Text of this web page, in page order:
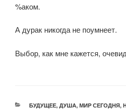
%аком.
А дурак никогда не поумнеет.
Выбор, как мне кажется,
БУДУЩЕЕ, ДУША, МИР СЕГОДНЯ,